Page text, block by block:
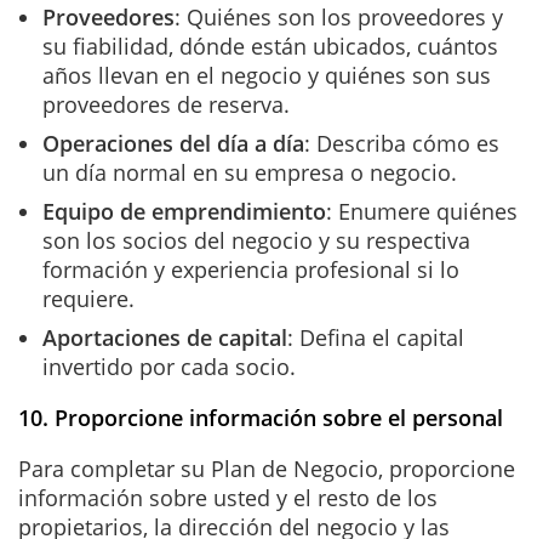
Proveedores: Quiénes son los proveedores y
su fiabilidad, dónde están ubicados, cuántos
años llevan en el negocio y quiénes son sus
proveedores de reserva.
Operaciones del día a día: Describa cómo es
un día normal en su empresa o negocio.
Equipo de emprendimiento: Enumere quiénes
son los socios del negocio y su respectiva
formación y experiencia profesional si lo
requiere.
Aportaciones de capital: Defina el capital
invertido por cada socio.
10. Proporcione información sobre el personal
Para completar su Plan de Negocio, proporcione
información sobre usted y el resto de los
propietarios, la dirección del negocio y las